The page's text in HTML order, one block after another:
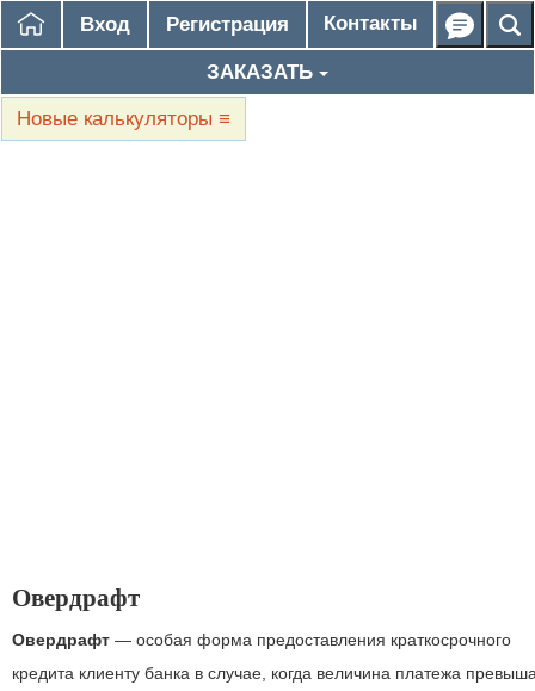
Вход Регистрация Контакты
ЗАКАЗАТЬ
Новые калькуляторы ≡
Овердрафт
Овердрафт — особая форма предоставления краткосрочного
кредита клиенту банка в случае, когда величина платежа